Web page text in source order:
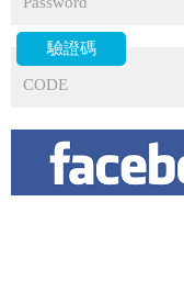
驗證碼